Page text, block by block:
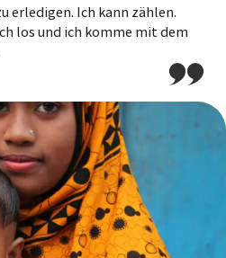
erledigen. Ich kann zählen.
los und ich komme mit dem